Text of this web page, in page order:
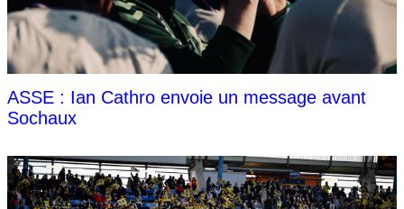
ASSE : Ian Cathro envoie un message avant
Sochaux